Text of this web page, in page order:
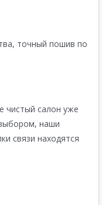
точный пошив по
чистый салон уже
наши
связи находятся